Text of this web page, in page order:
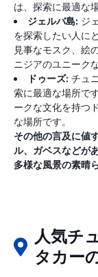
は、探索に最適な
ジェルバ島: ジ
を探索したい人に
見事なモスク、絵
ニジアのユニーク
ドゥーズ: チュ
索に最適な場所で
ークな文化を持つ
な場所です。
その他の言及に値
ル、ガベスなどが
多様な風景の素晴
人気チ
タカー